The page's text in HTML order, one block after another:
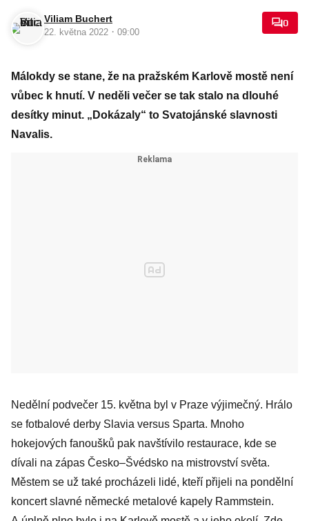
Viliam Buchert
22. května 2022 · 09:00
0
Málokdy se stane, že na pražském Karlově mostě není
vůbec k hnutí. V neděli večer se tak stalo na dlouhé
desítky minut. „Dokázaly“ to Svatojánské slavnosti
Navalis.
Nedělní podvečer 15. května byl v Praze výjimečný. Hrálo
se fotbalové derby Slavia versus Sparta. Mnoho
hokejových fanoušků pak navštívilo restaurace, kde se
dívali na zápas Česko–Švédsko na mistrovství světa.
Městem se už také procházeli lidé, kteří přijeli na pondělní
koncert slavné německé metalové kapely Rammstein.